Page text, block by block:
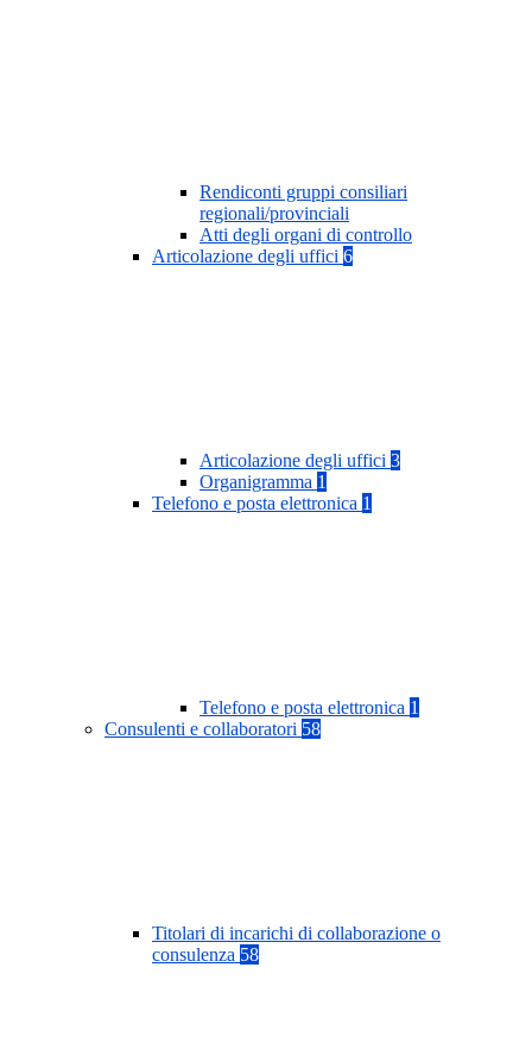
Rendiconti gruppi consiliari
regionali/provinciali
Atti degli organi di controllo
Articolazione degli uffici 6
Articolazione degli uffici 3
Organigramma 1
Telefono e posta elettronica 1
Telefono e posta elettronica 1
Consulenti e collaboratori 58
Titolari di incarichi di collaborazione o
consulenza 58